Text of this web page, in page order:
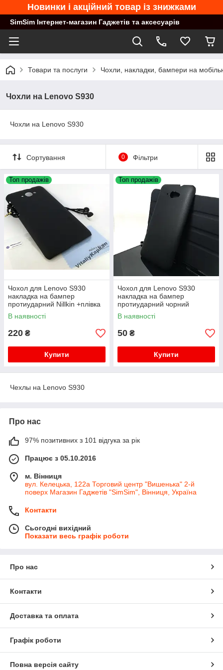
Новинки і акційний товар із знижками
SimSim Інтернет-магазин Гаджетів та аксесуарів
Товари та послуги Чохли, накладки, бампери на
Чохли на Lenovo S930
Чохли на Lenovo S930
Сортування 0 Фільтри
Топ продажів
Чохол для Lenovo S930
накладка на бампер
протиударний Nillkin +плівка
чорний
В наявності
220 ₴
Купити
Топ продажів
Чохол для Lenovo S930
накладка на бампер
протиударний чорний
В наявності
50 ₴
Купити
Чехлы на Lenovo S930
Про нас
97% позитивних з 101 відгука за рік
Працює з 05.10.2016
м. Вінниця
вул. Келецька, 122а Торговий центр "Вишенька" 2-й
поверх Магазин Гаджетів "SimSim", Вінниця, Україна
Контакти
Сьогодні вихідний
Показати весь графік роботи
Про нас
Контакти
Доставка та оплата
Графік роботи
Повна версія сайту